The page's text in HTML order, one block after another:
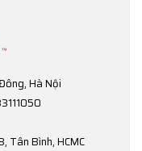
Hà Nội
Tân Bình, HCMC